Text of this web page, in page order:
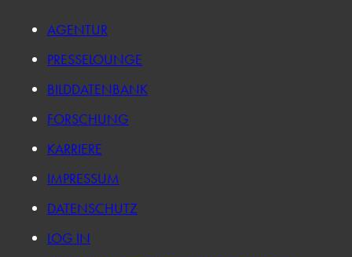
AGENTUR
PRESSELOUNGE
BILDDATENBANK
FORSCHUNG
KARRIERE
IMPRESSUM
DATENSCHUTZ
LOG IN